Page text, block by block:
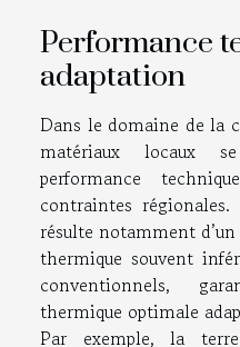
Performance
adaptation
Dans le domaine de la
matériaux locaux
performance
contraintes régionales.
résulte notamment
thermique souvent
conventionnels,
thermique optimale
Par exemple, la